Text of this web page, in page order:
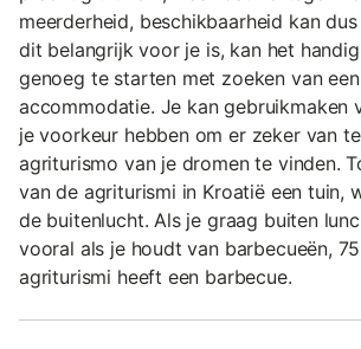
meerderheid, beschikbaarheid kan
dit belangrijk voor je is, kan het
genoeg te starten met zoeken van
accommodatie. Je kan gebruikmaken
je voorkeur hebben om er zeker van
agriturismo van je dromen te vinden.
van de agriturismi in Kroatië een tuin,
de buitenlucht. Als je graag buiten
vooral als je houdt van barbecueën,
agriturismi heeft een barbecue.